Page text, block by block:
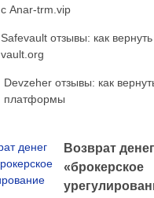
с Anar-trm.vip
Safevault отзывы: как
vault.org
Devzeher отзывы: как
платформы
Возврат
«брокерское